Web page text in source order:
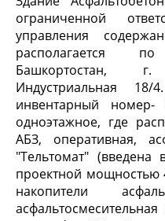
ограниченной
управления
располагается
Башкортостан,
Индустриальная
инвентарный
одноэтажное, где
АБЗ, оперативная,
"Тельтомат" (введена
проектной мощностью
накопители